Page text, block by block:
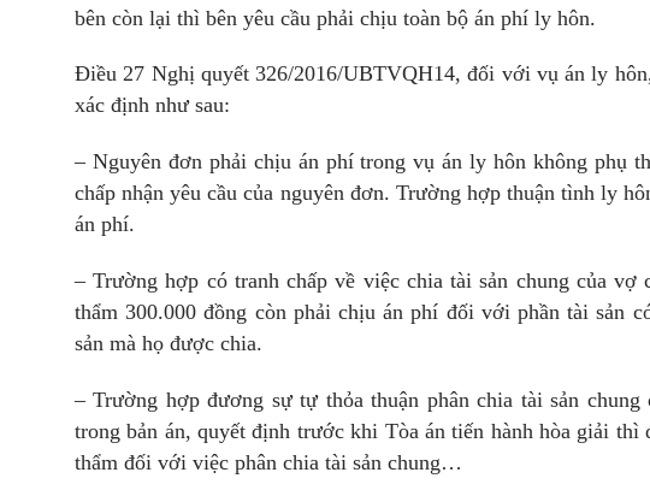
bên còn lại thì bên yêu cầu phải chịu toàn bộ án phí ly hôn.
Điều 27 Nghị quyết 326/2016/UBTVQH14, đối với vụ án ly
xác định như sau:
– Nguyên đơn phải chịu án phí trong vụ án ly hôn không phụ
chấp nhận yêu cầu của nguyên đơn. Trường hợp thuận tình ly
án phí.
– Trường hợp có tranh chấp về việc chia tài sản chung của
thẩm 300.000 đồng còn phải chịu án phí đối với phần tài sản
sản mà họ được chia.
– Trường hợp đương sự tự thỏa thuận phân chia tài sản
trong bản án, quyết định trước khi Tòa án tiến hành hòa giải
thẩm đối với việc phân chia tài sản chung…